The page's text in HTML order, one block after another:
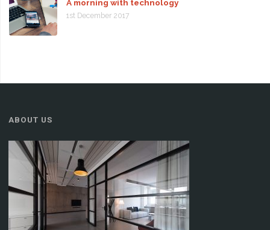
A morning with technology
1st December 2017
ABOUT US